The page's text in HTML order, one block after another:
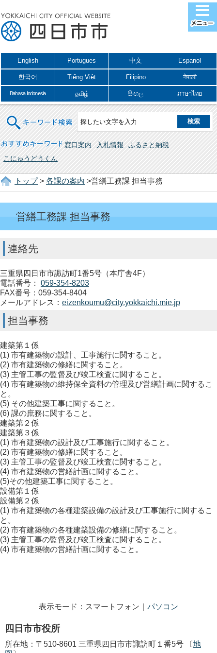
English Portugues 中文 Espanol
한국어 Tiếng Việt Filipino नेपाली
Bahasa Indonesia தமிழ் සිංහල ภาษาไทย
キーワード検索
おすすめキーワード 窓口案内 入札情報
ふるさと納税
こにゅうどうくん
トップ> 各課の案内 >営繕工務課 担当事務
営繕工務課 担当事務
連絡先
三重県四日市市諏訪町1番5号（本庁舎4F）
電話番号： 059-354-8203
FAX番号：059-354-8404
メールアドレス： eizenkoumu@city.yokkaichi.mie.jp
担当事務
建築第１係
(1) 市有建築物の設計、工事施行に関すること。
(2) 市有建築物の修繕に関すること。
(3) 主管工事の監督及び竣工検査に関すること。
(4) 市有建築物の維持保全資料の管理及び営繕計画に関するこ
と。
(5) その他建築工事に関すること。
(6) 課の庶務に関すること。
建築第２係
建築第３係
(1) 市有建築物の設計及び工事施行に関すること。
(2) 市有建築物の修繕に関すること。
(3) 主管工事の監督及び竣工検査に関すること。
(4) 市有建築物の営繕計画に関すること。
(5)その他建築工事に関すること。
設備第１係
設備第２係
(1) 市有建築物の各種建築設備の設計及び工事施行に関するこ
と。
(2) 市有建築物の各種建築設備の修繕に関すること。
(3) 主管工事の監督及び竣工検査に関すること。
(4) 市有建築物の営繕計画に関すること。
表示モード：スマートフォン｜ パソコン
四日市市役所
所在地：〒510-8601 三重県四日市市諏訪町１番5号 〔地